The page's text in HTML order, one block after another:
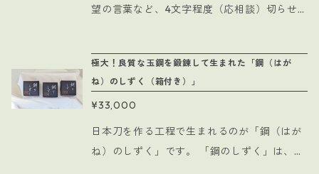
きとってください ・包丁の用途以上の無理な
ます ＜納品までの目安＞ 「最高の一本をお手
元にお届けしたい」という思いから、実際に
掲載している画像のように刀工藤原が納得い
くまで数十本の包丁が作られております。 そ
のため、納品までには2ヶ月程度かかります
望の言葉など、4文字程度（応相談）切らせ
ト」です。 取り外し可能な手作りの根付け紐
には、日本刀を造る際に生まれる「鋼（はが
ね）のしずく」を組み込んだものを使用して
おりますので、ぜひその風合いも一緒に楽し
んでいただければ幸いです。 刀好きな方への
極大！良質な玉鋼を鍛錬して生まれた「鋼（はが
ね）のしずく（箱付き）」
¥33,000
日本刀を作る工程で生まれるのが「鋼（はが
ね）のしずく」です。 「鋼のしずく」は、刀